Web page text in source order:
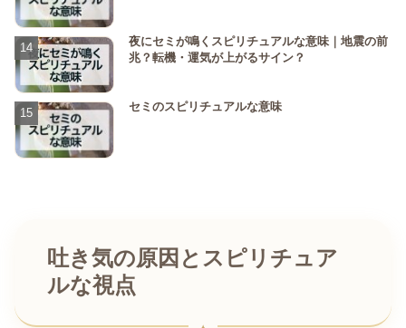
夜にセミが鳴くスピリチュアルな意味｜地震の前
兆？転機・運気が上がるサイン？
セミのスピリチュアルな意味
吐き気の原因とスピリチュア
ルな視点